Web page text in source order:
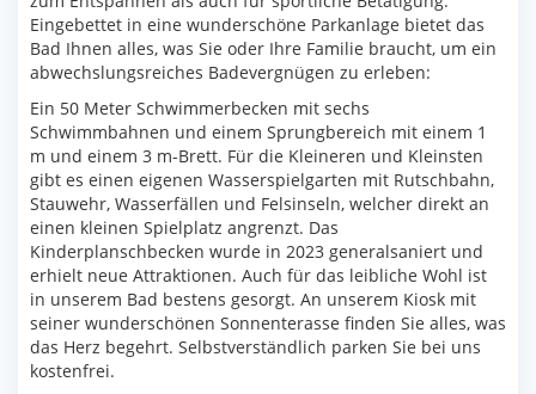
Eingebettet in eine wunderschöne Parkanlage bietet das
Bad Ihnen alles, was Sie oder Ihre Familie braucht, um ein
abwechslungsreiches Badevergnügen zu erleben:
Ein 50 Meter Schwimmerbecken mit sechs
Schwimmbahnen und einem Sprungbereich mit einem 1
m und einem 3 m-Brett. Für die Kleineren und Kleinsten
gibt es einen eigenen Wasserspielgarten mit Rutschbahn,
Stauwehr, Wasserfällen und Felsinseln, welcher direkt an
einen kleinen Spielplatz angrenzt. Das
Kinderplanschbecken wurde in 2023 generalsaniert und
erhielt neue Attraktionen. Auch für das leibliche Wohl ist
in unserem Bad bestens gesorgt. An unserem Kiosk mit
seiner wunderschönen Sonnenterasse finden Sie alles, was
das Herz begehrt. Selbstverständlich parken Sie bei uns
kostenfrei.